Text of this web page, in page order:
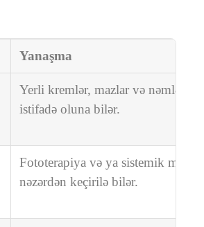
Yanaşma
Yerli kremlər, mazlar və
istifadə oluna bilər.
Fototerapiya və ya sistemik
nəzərdən keçirilə bilər.